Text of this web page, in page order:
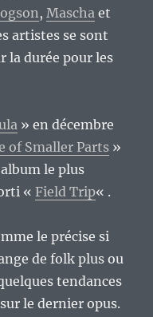
,Mascha et
artistes se sont
la durée pour les
» en décembre
of Smaller Parts »
le plus
«Field Trip« .
le précise si
de folk plus ou
tendances
le dernier opus.